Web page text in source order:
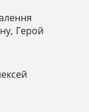
Герой